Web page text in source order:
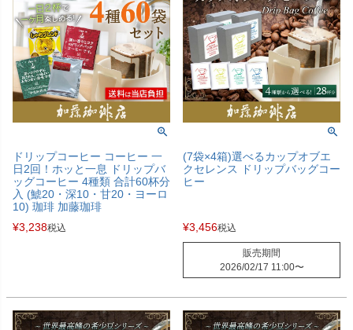
ドリップコーヒー コーヒー 一
日2回！ホッと一息 ドリップバ
ッグコーヒー 4種類 合計60杯分
入 (鯱20・深10・甘20・ヨーロ
10) 珈琲 加藤珈琲
¥3,238税込
(7袋×4箱)選べるカップオブエ
クセレンス ドリップバッグコー
ヒー
¥3,456税込
販売期間
2026/02/17 11:00〜